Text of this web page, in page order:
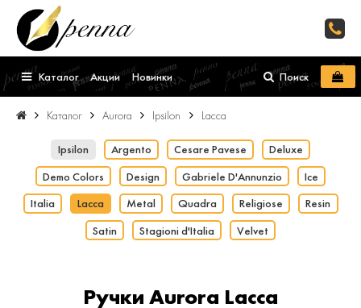
Каталог Акции Новинки Поиск
Каталог Aurora Ipsilon Lacca
Ipsilon Argento Cesare Pavese
Deluxe
Demo Colors
Design Gabriele D'Annunzio
Ice
Italia
Lacca Metal Quadra Religiose
Resin
Satin
Stagioni d'Italia Velvet
Ручки Aurora Lacca